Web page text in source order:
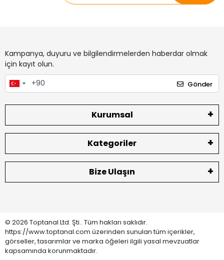
Kampanya, duyuru ve bilgilendirmelerden haberdar olmak
için kayıt olun.
Gönder
Kurumsal
Kategoriler
Bize Ulaşın
© 2026 Toptanal Ltd. Şti.. Tüm hakları saklıdır.
https://www.toptanal.com üzerinden sunulan tüm içerikler,
görseller, tasarımlar ve marka öğeleri ilgili yasal mevzuatlar
kapsamında korunmaktadır.